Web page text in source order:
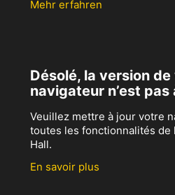
Mehr erfahren
Désolé, la version
navigateur n’est pas
Veuillez mettre à jour votre
toutes les fonctionnalités de
Hall.
En savoir plus